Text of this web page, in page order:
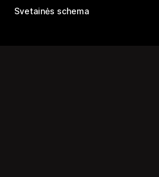
Svetainės schema